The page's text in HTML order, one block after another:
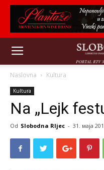
Naslovna Kultura
Kultura
Na „Lejk
Od Slobodna RIjec - 31. маја